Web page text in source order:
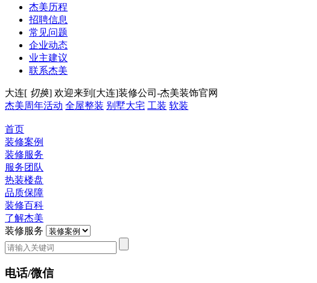
杰美历程
招聘信息
常见问题
企业动态
业主建议
联系杰美
大连[ 切换] 欢迎来到[大连]装修公司-杰美装饰官网
杰美周年活动 全屋整装 别墅大宅 工装 软装
首页
装修案例
装修服务
服务团队
热装楼盘
品质保障
装修百科
了解杰美
装修服务
电话/微信